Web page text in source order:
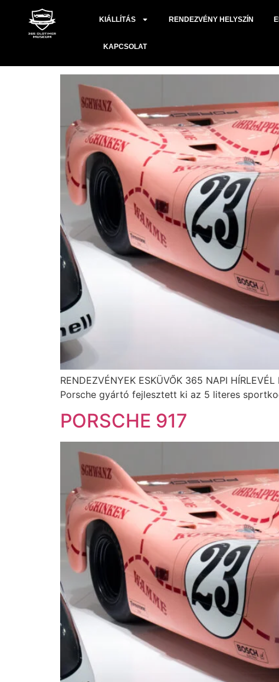
KIÁLLÍTÁS RENDEZVÉNY HELYSZÍN
KAPCSOLAT
Címke:2024.01.17.
PORSCHE 917
RENDEZVÉNYEK ESKÜVŐK 365 NAPI
Porsche gyártó fejlesztett ki az 5 literes
PORSCHE 917